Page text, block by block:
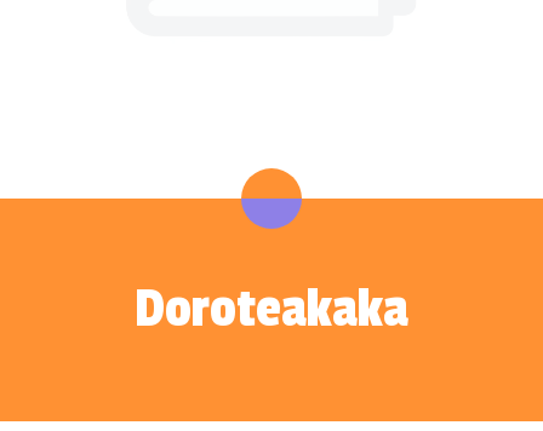
Doroteakaka